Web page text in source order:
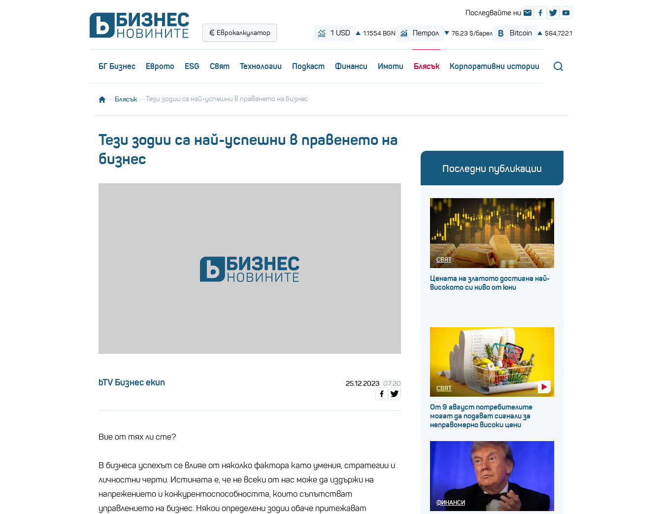
Еврокалкулатор
БГ Бизнес Еврото ESG Свят Технологии Пoдкаст Финанси Имоти Блясък Корпоративни истории
Блясък Тези зодии са най-успешни в правенето на бизнес
Тези зодии са най-успешни в правенето на
бизнес
bTV Бизнес екип 25.12.2023 07:20
Вие от тях ли сте?
В бизнеса успехът се влияе от няколко фактора като умения, стратегии и
личностни черти. Истината е, че не всеки от нас може да издържи на
напрежението и конкурентоспособността, които съпътстват
управлението на бизнес. Някои определени зодии обаче притежават
Последни публикации
СВЯТ
Цената на златото достигна най-
високото си ниво от юни
СВЯТ
От 9 август потребителите
могат да подават сигнали за
неправомерно високи цени
ФИНАНСИ